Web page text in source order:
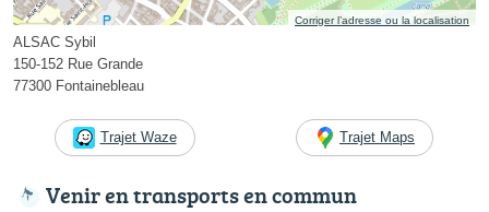
Corriger l’adresse ou la localisation
ALSAC Sybil
150-152 Rue Grande
77300 Fontainebleau
Trajet Waze Trajet Maps
Venir en transports en commun